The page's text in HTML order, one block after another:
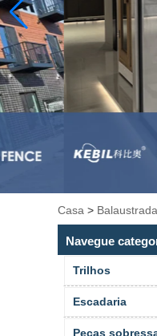
Casa >
Navegue
Trilhos
Escadaria